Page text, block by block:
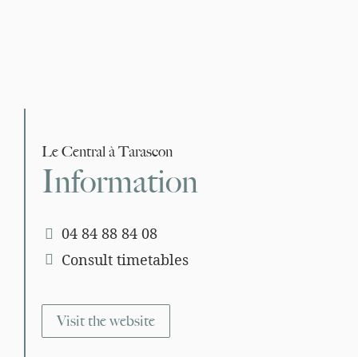
Le Central à Tarascon
Information
04 84 88 84 08
Consult timetables
Visit the website